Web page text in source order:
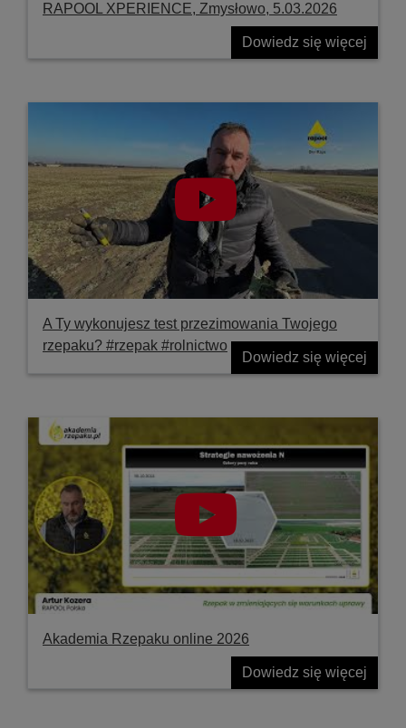
RAPOOL XPERIENCE, Zmysłowo, 5.03.2026
Dowiedz się więcej
A Ty wykonujesz test przezimowania Twojego
rzepaku? #rzepak #rolnictwo
Dowiedz się więcej
Akademia Rzepaku online 2026
Dowiedz się więcej